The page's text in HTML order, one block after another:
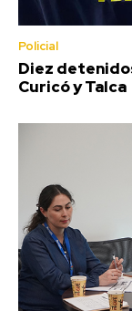
Policial
Diez
Curicó y Talca